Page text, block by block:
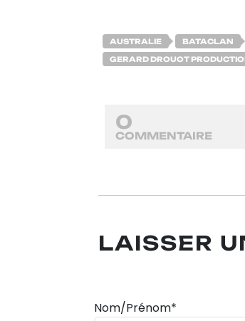
AUSTRALIE BATACLAN
GERARD DROUOT
0
COMMENTAIRE
LAISSER
Nom/Prénom*